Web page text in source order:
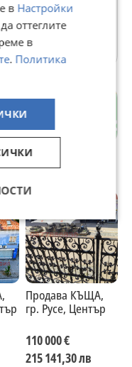
Продава КЪЩА,
гр. Русе, Център
110 000 €
215 141,30 лв
в Настройки
оттеглите
в
. Политика